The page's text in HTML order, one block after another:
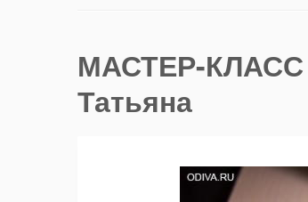
МАСТЕР-
Татьяна